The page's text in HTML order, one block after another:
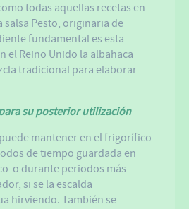
todas aquellas recetas en
salsa Pesto, originaria de
fundamental es esta
el Reino Unido la albahaca
tradicional para elaborar
su posterior utilización
mantener en el frigorífico
de tiempo guardada en
o durante periodos más
si se la escalda
hirviendo. También se